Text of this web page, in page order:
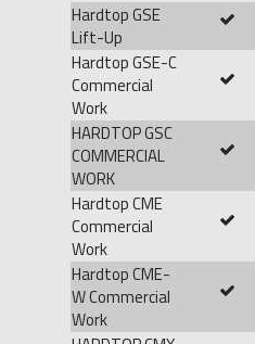
Hardtop GSE
Lift-Up
Hardtop GSE-C
Commercial
Work
HARDTOP GSC
COMMERCIAL
WORK
Hardtop CME
Commercial
Work
Hardtop CME-
W Commercial
Work